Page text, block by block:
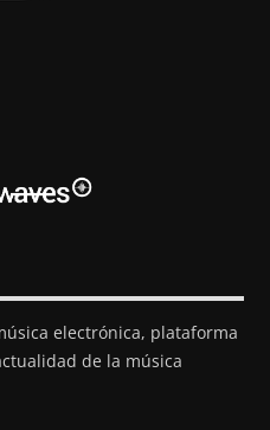
electrónica, plataforma
de la música